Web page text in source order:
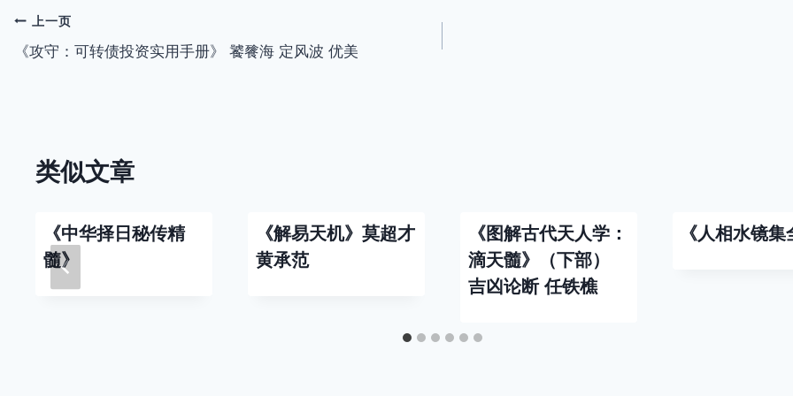
签：
文
章
上一页
《攻守：可转债投资实用手册》 饕餮海 定风波 优美
类似文章
《中华择日秘传精
髓》
《解易天机》莫超才
黄承范
《图解古代天人学：
滴天髓》（下部）
吉凶论断 任铁樵
《人相水镜集